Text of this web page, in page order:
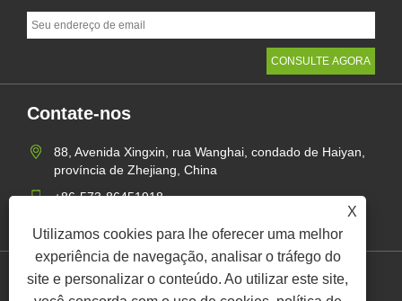
X
Utilizamos cookies para lhe oferecer uma melhor
experiência de navegação, analisar o tráfego do
site e personalizar o conteúdo. Ao utilizar este site,
Contate-nos
88, Avenida Xingxin, rua Wanghai, condado de Haiyan,
província de Zhejiang, China
+86-573-86451918